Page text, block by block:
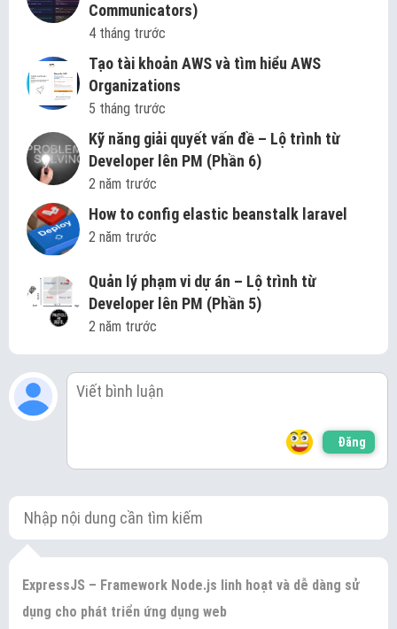
Communicators)
4 tháng trước
Tạo tài khoản AWS và tìm hiểu AWS
Organizations
5 tháng trước
Kỹ năng giải quyết vấn đề – Lộ trình từ
Developer lên PM (Phần 6)
2 năm trước
How to config elastic beanstalk laravel
2 năm trước
Quản lý phạm vi dự án – Lộ trình từ
Developer lên PM (Phần 5)
2 năm trước
Đăng
ExpressJS – Framework Node.js linh hoạt và dễ dàng sử
dụng cho phát triển ứng dụng web